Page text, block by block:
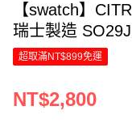
【swatch】
瑞士製造
超取滿NT$899免運
NT$2,800